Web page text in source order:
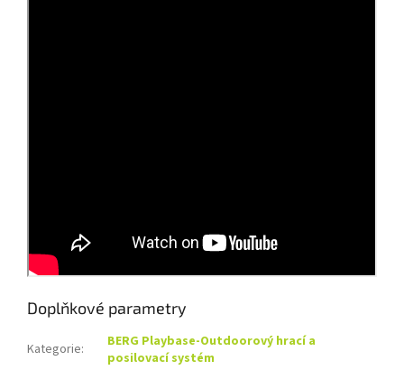
Doplňkové parametry
Kategorie:
BERG Playbase-Outdoorový hrací a
posilovací systém